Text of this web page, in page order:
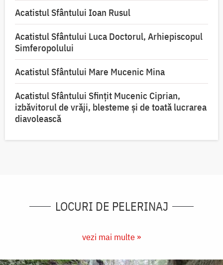
Acatistul Sfântului Ioan Rusul
Acatistul Sfântului Luca Doctorul, Arhiepiscopul
Simferopolului
Acatistul Sfântului Mare Mucenic Mina
Acatistul Sfântului Sfințit Mucenic Ciprian,
izbăvitorul de vrăji, blesteme și de toată lucrarea
diavolească
LOCURI DE PELERINAJ
vezi mai multe »